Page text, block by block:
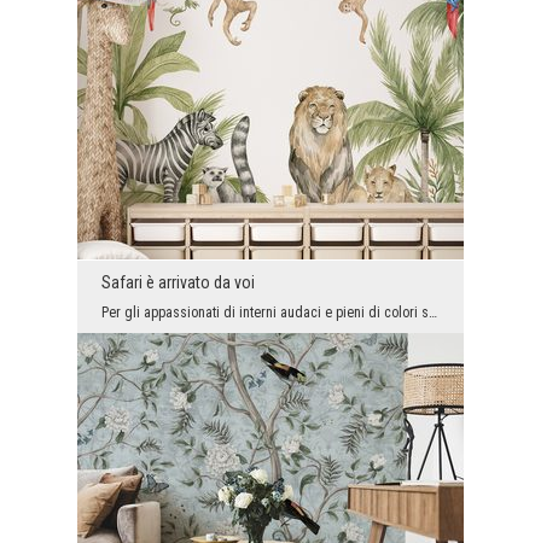
Safari è arrivato da voi
Per gli appassionati di interni audaci e pieni di colori scuri, abbiamo qualcosa di speciale. Pia...